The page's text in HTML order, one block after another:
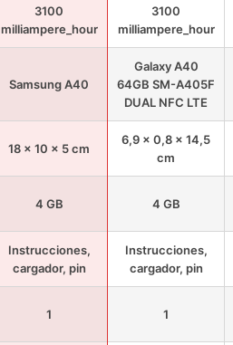
3100
milliampere_hour
3100
milliampere_hour
Samsung A40
Galaxy A40
64GB SM-A405F
DUAL NFC LTE
18 x 10 x 5 cm
6,9 x 0,8 x 14,5
cm
4 GB 4 GB
Instrucciones,
cargador, pin
Instrucciones,
cargador, pin
1 1